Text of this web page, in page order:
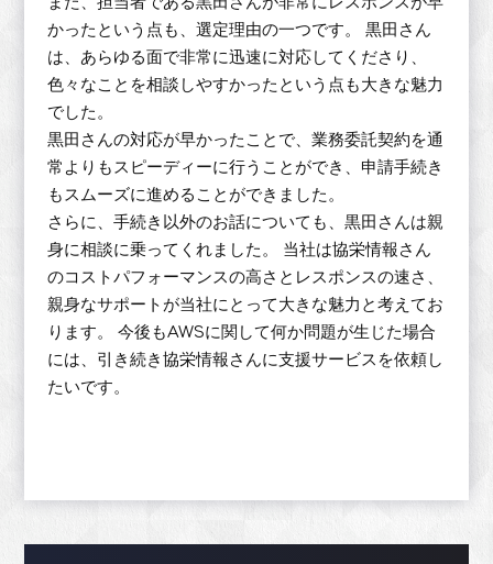
かったという点も、選定理由の一つです。 黒田さん
は、あらゆる面で非常に迅速に対応してくださり、
色々なことを相談しやすかったという点も大きな魅力
でした。
黒田さんの対応が早かったことで、業務委託契約を通
常よりもスピーディーに行うことができ、申請手続き
もスムーズに進めることができました。
さらに、手続き以外のお話についても、黒田さんは親
身に相談に乗ってくれました。 当社は協栄情報さん
のコストパフォーマンスの高さとレスポンスの速さ、
親身なサポートが当社にとって大きな魅力と考えてお
ります。 今後もAWSに関して何か問題が生じた場合
には、引き続き協栄情報さんに支援サービスを依頼し
たいです。